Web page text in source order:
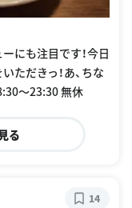
にも注目です！今日
ただきっ！あ、ちな
〜23:30 無休
る
14